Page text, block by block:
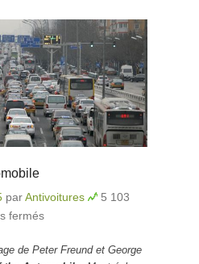
parAntivoitures
5 103
fermés
de Peter Freund et George